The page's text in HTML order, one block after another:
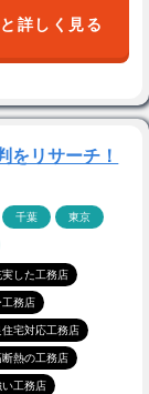
詳しく見る
をリサーチ！
千葉 東京
した工務店
工務店
宅対応工務店
熱の工務店
工務店